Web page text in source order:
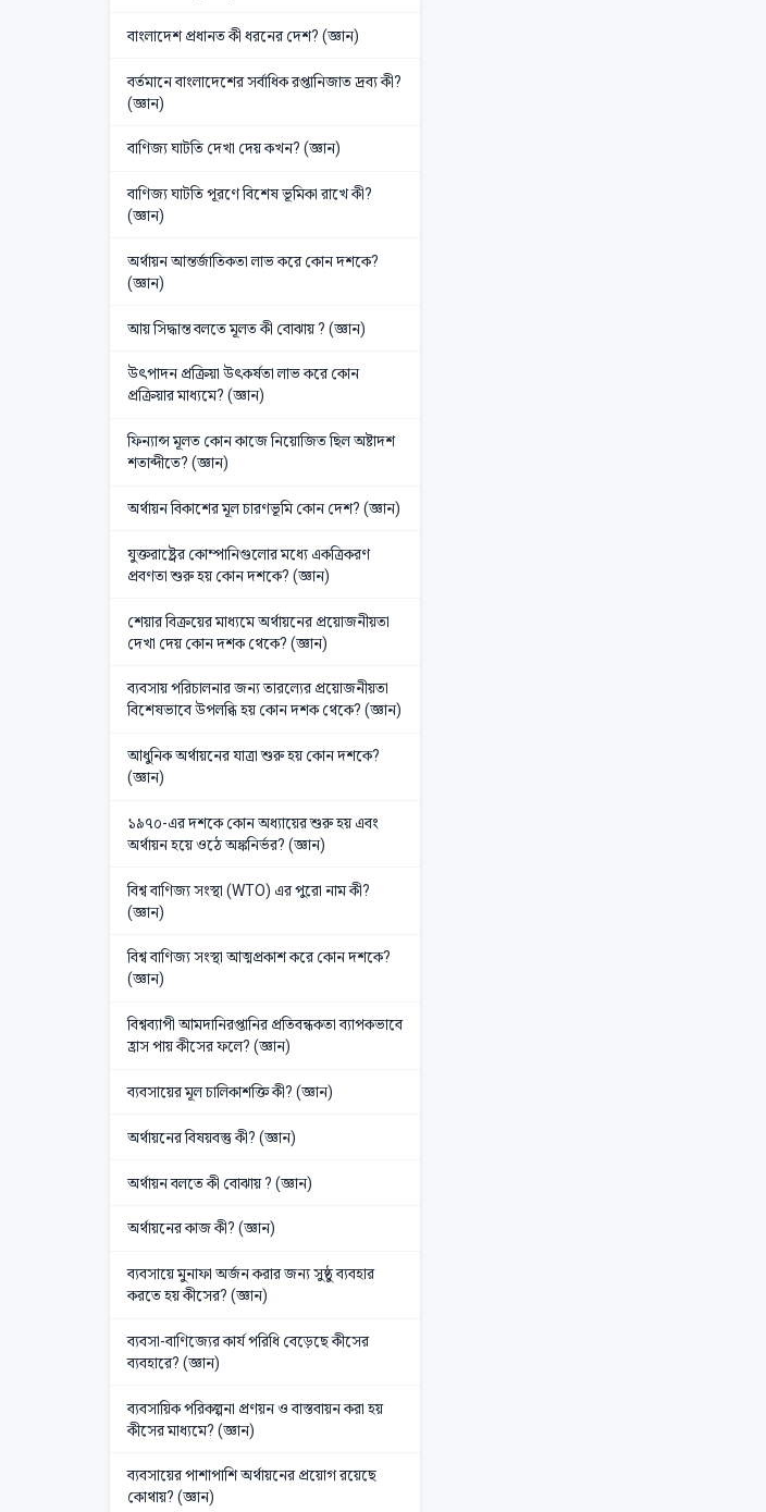
বাংলাদেশ প্রধানত কী ধরনের দেশ? (জ্ঞান)
বর্তমানে বাংলাদেশের সর্বাধিক রপ্তানিজাত দ্রব্য কী?
(জ্ঞান)
বাণিজ্য ঘাটতি দেখা দেয় কখন? (জ্ঞান)
বাণিজ্য ঘাটতি পূরণে বিশেষ ভূমিকা রাখে কী?
(জ্ঞান)
অর্থায়ন আন্তর্জাতিকতা লাভ করে কোন দশকে?
(জ্ঞান)
আয় সিদ্ধান্ত বলতে মূলত কী বোঝায় ? (জ্ঞান)
উৎপাদন প্রক্রিয়া উৎকর্ষতা লাভ করে কোন
প্রক্রিয়ার মাধ্যমে? (জ্ঞান)
ফিন্যান্স মূলত কোন কাজে নিয়োজিত ছিল অষ্টাদশ
শতাব্দীতে? (জ্ঞান)
অর্থায়ন বিকাশের মূল চারণভূমি কোন দেশ? (জ্ঞান)
যুক্তরাষ্ট্রের কোম্পানিগুলোর মধ্যে একত্রিকরণ
প্রবণতা শুরু হয় কোন দশকে? (জ্ঞান)
শেয়ার বিক্রয়ের মাধ্যমে অর্থায়নের প্রয়োজনীয়তা
দেখা দেয় কোন দশক থেকে? (জ্ঞান)
ব্যবসায় পরিচালনার জন্য তারল্যের প্রয়োজনীয়তা
বিশেষভাবে উপলব্ধি হয় কোন দশক থেকে? (জ্ঞান)
আধুনিক অর্থায়নের যাত্রা শুরু হয় কোন দশকে?
(জ্ঞান)
১৯৭০-এর দশকে কোন অধ্যায়ের শুরু হয় এবং
অর্থায়ন হয়ে ওঠে অঙ্কনির্ভর? (জ্ঞান)
বিশ্ব বাণিজ্য সংস্থা (WTO) এর পুরো নাম কী?
(জ্ঞান)
বিশ্ব বাণিজ্য সংস্থা আত্মপ্রকাশ করে কোন দশকে?
(জ্ঞান)
বিশ্বব্যাপী আমদানিরপ্তানির প্রতিবন্ধকতা ব্যাপকভাবে
হ্রাস পায় কীসের ফলে? (জ্ঞান)
ব্যবসায়ের মূল চালিকাশক্তি কী? (জ্ঞান)
অর্থায়নের বিষয়বস্তু কী? (জ্ঞান)
অর্থায়ন বলতে কী বোঝায় ? (জ্ঞান)
অর্থায়নের কাজ কী? (জ্ঞান)
ব্যবসায়ে মুনাফা অর্জন করার জন্য সুষ্ঠু ব্যবহার
করতে হয় কীসের? (জ্ঞান)
ব্যবসা-বাণিজ্যের কার্য পরিধি বেড়েছে কীসের
ব্যবহারে? (জ্ঞান)
ব্যবসায়িক পরিকল্পনা প্রণয়ন ও বাস্তবায়ন করা হয়
কীসের মাধ্যমে? (জ্ঞান)
ব্যবসায়ের পাশাপাশি অর্থায়নের প্রয়োগ রয়েছে
কোথায়? (জ্ঞান)